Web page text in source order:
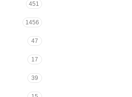
451
1456
47
17
39